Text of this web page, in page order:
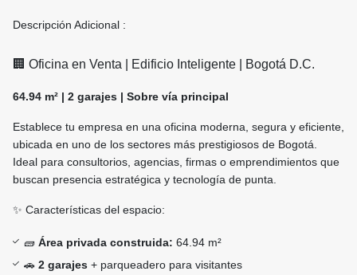
Descripción Adicional :
🏢 Oficina en Venta | Edificio Inteligente | Bogotá D.C.
64.94 m² | 2 garajes | Sobre vía principal
Establece tu empresa en una oficina moderna, segura y eficiente,
ubicada en uno de los sectores más prestigiosos de Bogotá.
Ideal para consultorios, agencias, firmas o emprendimientos que
buscan presencia estratégica y tecnología de punta.
✨ Características del espacio:
🧱 Área privada construida: 64.94 m²
🚗 2 garajes + parqueadero para visitantes